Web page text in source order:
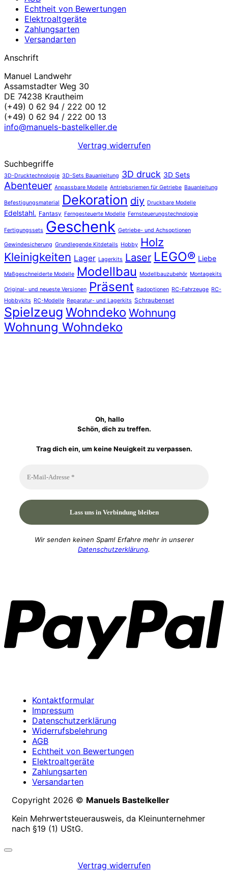
Echtheit von Bewertungen
Elektroaltgeräte
Zahlungsarten
Versandarten
Anschrift
Manuel Landwehr
Assamstadter Weg 30
DE 74238 Krautheim
(+49) 0 62 94 / 222 00 12
(+49) 0 62 94 / 222 00 13
info@manuels-bastelkeller.de
Vertrag widerrufen
Suchbegriffe
3D-Drucktechnologie 3D-Sets Bauanleitung 3D druck 3D Sets
Abenteuer Anpassbare Modelle Antriebsriemen für Getriebe Bauanleitung
Befestigungsmaterial Dekoration diy Druckbare Modelle
Edelstahl. Fantasy Ferngesteuerte Modelle Fernsteuerungstechnologie
Fertigungssets Geschenk Getriebe- und Achsoptionen
Gewindesicherung Grundlegende Kitdetails Hobby Holz
Kleinigkeiten Lager Lagerkits Laser LEGO® Liebe
Maßgeschneiderte Modelle Modellbau Modellbauzubehör Montagekits
Original- und neueste Versionen Präsent Radoptionen RC-Fahrzeuge RC-
Hobbykits RC-Modelle Reparatur- und Lagerkits Schraubenset
Spielzeug Wohndeko Wohnung
Wohnung Wohndeko
Oh, hallo
Schön, dich zu treffen.
Trag dich ein, um keine Neuigkeit zu verpassen.
Wir senden keinen Spam! Erfahre mehr in unserer
Datenschutzerklärung.
Kontaktformular
Impressum
Datenschutzerklärung
Widerrufsbelehrung
AGB
Echtheit von Bewertungen
Elektroaltgeräte
Zahlungsarten
Versandarten
Copyright 2026 © Manuels Bastelkeller
Kein Mehrwertsteuerausweis, da Kleinunternehmer
nach §19 (1) UStG.
Vertrag widerrufen